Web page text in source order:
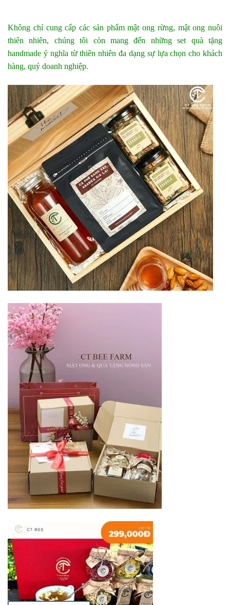
Không chỉ cung cấp các sản phẩm mật ong rừng, mật ong nuôi
thiên nhiên, chúng tôi còn mang đến những set quà tặng
handmade ý nghĩa từ thiên nhiên đa dạng sự lựa chọn cho khách
hàng, quý doanh nghiệp.